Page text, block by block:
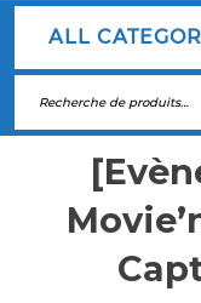
ALL